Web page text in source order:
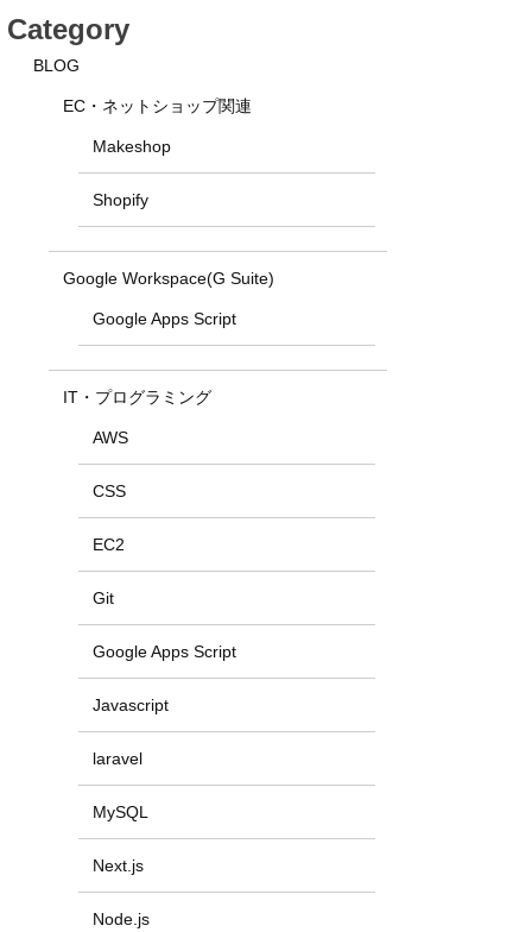
Category
BLOG
EC・ネットショップ関連
Makeshop
Shopify
Google Workspace(G Suite)
Google Apps Script
IT・プログラミング
AWS
CSS
EC2
Git
Google Apps Script
Javascript
laravel
MySQL
Next.js
Node.js